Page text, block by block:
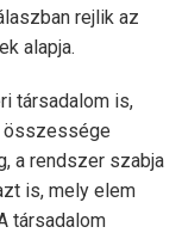
rejlik az
alapja.
társadalom is,
összessége
a rendszer szabja
is, mely elem
társadalom